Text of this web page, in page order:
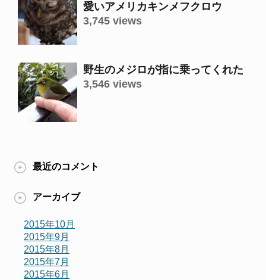
愛いアメリカキンメフクロウ
3,745 views
野生のメジロが指に乗ってくれた
3,546 views
最近のコメント
アーカイブ
2015年10月
2015年9月
2015年8月
2015年7月
2015年6月